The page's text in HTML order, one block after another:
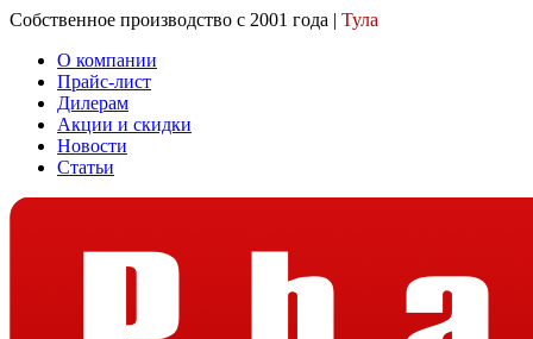
Собственное производство с 2001 года | Тула
О компании
Прайс-лист
Дилерам
Акции и скидки
Новости
Статьи